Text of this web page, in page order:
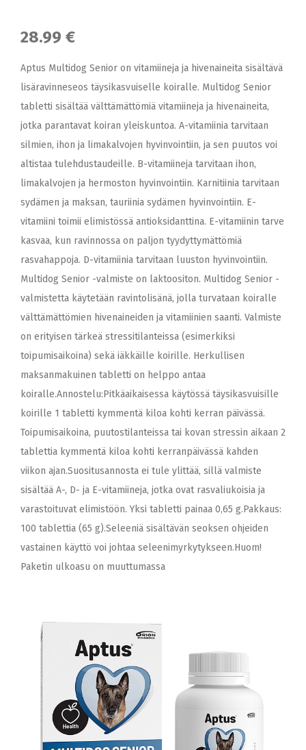
28.99 €
Aptus Multidog Senior on vitamiineja ja hivenaineita sisältävä
lisäravinneseos täysikasvuiselle koiralle. Multidog Senior
tabletti sisältää välttämättömiä vitamiineja ja hivenaineita,
jotka parantavat koiran yleiskuntoa. A-vitamiinia tarvitaan
silmien, ihon ja limakalvojen hyvinvointiin, ja sen puutos voi
altistaa tulehdustaudeille. B-vitamiineja tarvitaan ihon,
limakalvojen ja hermoston hyvinvointiin. Karnitiinia tarvitaan
sydämen ja maksan, tauriinia sydämen hyvinvointiin. E-
vitamiini toimii elimistössä antioksidanttina. E-vitamiinin tarve
kasvaa, kun ravinnossa on paljon tyydyttymättömiä
rasvahappoja. D-vitamiinia tarvitaan luuston hyvinvointiin.
Multidog Senior -valmiste on laktoositon. Multidog Senior -
valmistetta käytetään ravintolisänä, jolla turvataan koiralle
välttämättömien hivenaineiden ja vitamiinien saanti. Valmiste
on erityisen tärkeä stressitilanteissa (esimerkiksi
toipumisaikoina) sekä iäkkäille koirille. Herkullisen
maksanmakuinen tabletti on helppo antaa
koiralle.Annostelu:Pitkäaikaisessa käytössä täysikasvuisille
koirille 1 tabletti kymmentä kiloa kohti kerran päivässä.
Toipumisaikoina, puutostilanteissa tai kovan stressin aikaan 2
tablettia kymmentä kiloa kohti kerranpäivässä kahden
viikon ajan.Suositusannosta ei tule ylittää, sillä valmiste
sisältää A-, D- ja E-vitamiineja, jotka ovat rasvaliukoisia ja
varastoituvat elimistöön. Yksi tabletti painaa 0,65 g.Pakkaus:
100 tablettia (65 g).Seleeniä sisältävän seoksen ohjeiden
vastainen käyttö voi johtaa seleenimyrkytykseen.Huom!
Paketin ulkoasu on muuttumassa